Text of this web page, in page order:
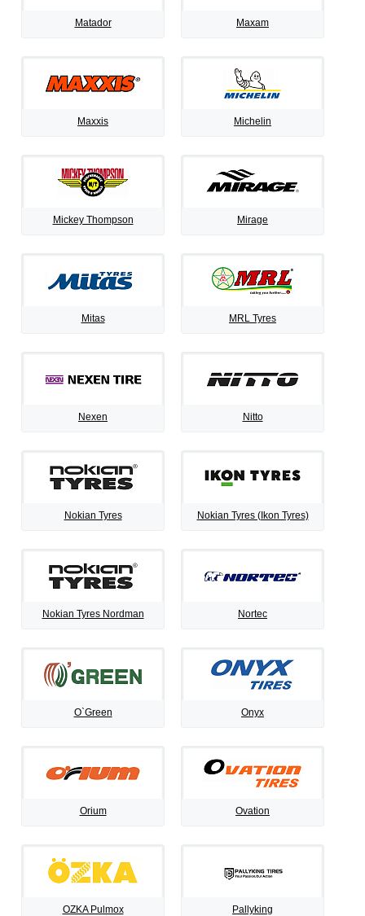
Matador Maxam
Maxxis Michelin
Mickey Thompson Mirage
Mitas MRL Tyres
Nexen Nitto
Nokian Tyres Nokian Tyres (Ikon Tyres)
Nokian Tyres Nordman Nortec
O`Green Onyx
Orium Ovation
OZKA Pulmox Pallyking